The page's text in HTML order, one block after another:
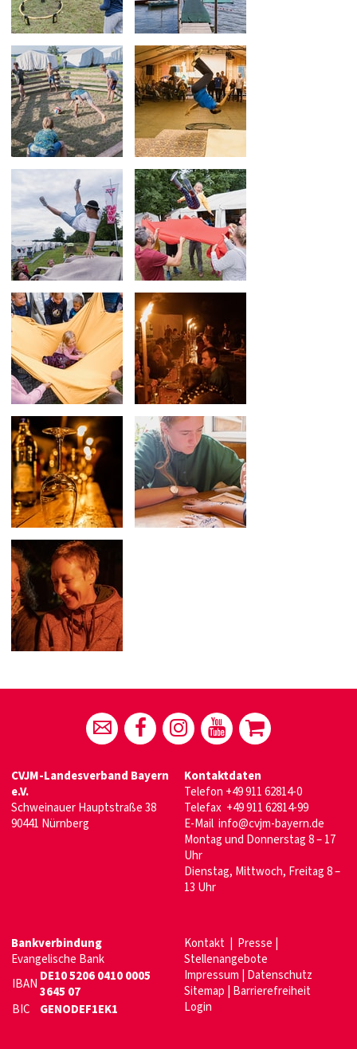
CVJM-Landesverband Bayern
e.V.
Schweinauer Hauptstraße 38
90441 Nürnberg
Kontaktdaten
Telefon +49 911 62814-0
Telefax +49 911 62814-99
E-Mail info@cvjm-bayern.de
Montag und Donnerstag 8 – 17
Uhr
Dienstag, Mittwoch, Freitag 8 –
13 Uhr
Bankverbindung
Evangelische Bank
IBAN DE10 5206 0410 0005
3645 07
BIC
GENODEF1EK1
Kontakt Presse
Stellenangebote
Impressum Datenschutz
Sitemap Barrierefreiheit
Login